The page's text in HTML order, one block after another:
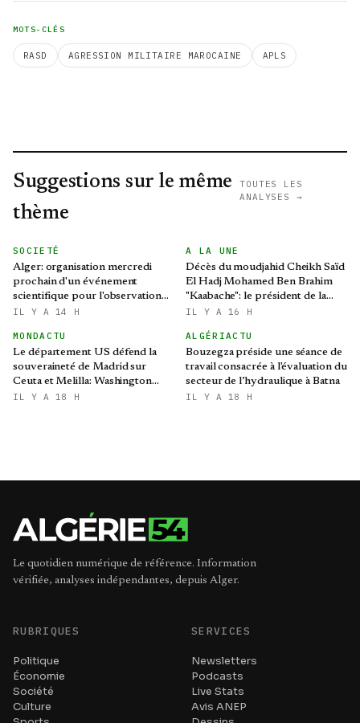
MOTS-CLÉS
RASD AGRESSION MILITAIRE MAROCAINE APLS
Suggestions sur le même
thème
TOUTES LES
ANALYSES →
SOCIETÉ
Alger: organisation mercredi
prochain d'un événement
scientifique pour l'observation
de l'éclipse solaire partielle
IL Y A 14 H
A LA UNE
Décès du moudjahid Cheikh Saïd
El Hadj Mohamed Ben Brahim
"Kaabache": le président de la
République présente ses
IL Y A 16 H
MONDACTU
Le département US défend la
souveraineté de Madrid sur
Ceuta et Melilla: Washington
refroidit les ambitions
IL Y A 18 H
ALGÉRIACTU
Bouzegza préside une séance de
travail consacrée à l'évaluation du
secteur de l’hydraulique à Batna
IL Y A 18 H
Le quotidien numérique de référence. Information
vérifiée, analyses indépendantes, depuis Alger.
RUBRIQUES
Politique
Économie
Société
Culture
SERVICES
Newsletters
Podcasts
Live Stats
Avis ANEP